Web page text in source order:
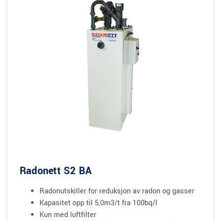
Radonett S2 BA
Radonutskiller for reduksjon av radon og gasser
Kapasitet opp til 5,0m3/t fra 100bq/l
Kun med luftfilter